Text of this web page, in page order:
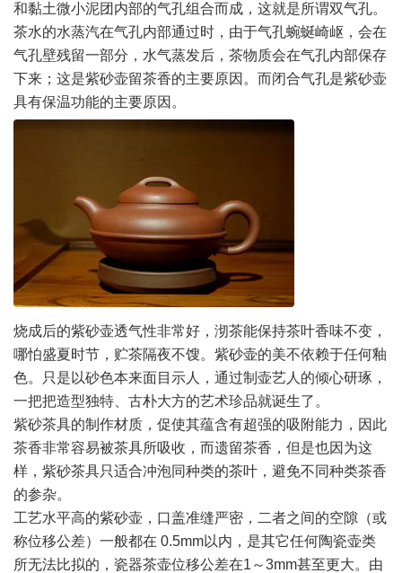
和黏土微小泥团内部的气孔组合而成，这就是所谓双气孔。
茶水的水蒸汽在气孔内部通过时，由于气孔蜿蜒崎岖，会在
气孔壁残留一部分，水气蒸发后，茶物质会在气孔内部保存
下来；这是紫砂壶留茶香的主要原因。而闭合气孔是紫砂壶
具有保温功能的主要原因。
烧成后的紫砂壶透气性非常好，沏茶能保持茶叶香味不变，
哪怕盛夏时节，贮茶隔夜不馊。紫砂壶的美不依赖于任何釉
色。只是以砂色本来面目示人，通过制壶艺人的倾心研琢，
一把把造型独特、古朴大方的艺术珍品就诞生了。
紫砂茶具的制作材质，促使其蕴含有超强的吸附能力，因此
茶香非常容易被茶具所吸收，而遗留茶香，但是也因为这
样，紫砂茶具只适合冲泡同种类的茶叶，避免不同种类茶香
的参杂。
工艺水平高的紫砂壶，口盖准缝严密，二者之间的空隙（或
称位移公差）一般都在 0.5mm以内，是其它任何陶瓷壶类
所无法比拟的，瓷器茶壶位移公差在1～3mm甚至更大。由